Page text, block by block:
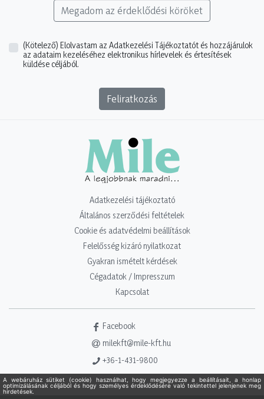
Megadom az érdeklődési köröket
(Kötelező) Elolvastam az Adatkezelési Tájékoztatót és hozzájárulok
az adataim kezeléséhez elektronikus hírlevelek és értesítések
küldése céljából.
Feliratkozás
Adatkezelési tájékoztató
Általános szerződési feltételek
Cookie és adatvédelmi beállítások
Felelősség kizáró nyilatkozat
Gyakran ismételt kérdések
Cégadatok / Impresszum
Kapcsolat
Facebook
milekft@mile-kft.hu
+36-1-431-9800